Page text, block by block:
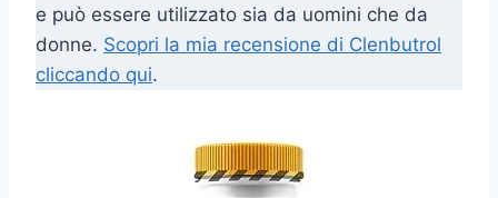
e può essere utilizzato sia da uomini che da
donne. Scopri la mia recensione di Clenbutrol
cliccando qui.